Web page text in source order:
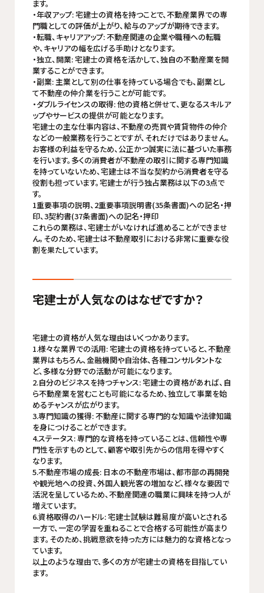
ます。
・年収アップ: 宅建士の資格を持つことで、不動産業界での専
門職としての評価が上がり、給与のアップが期待できます。
・転職、キャリアアップ: 不動産関連の企業や職種への転職
や、キャリアの幅を広げる手助けとなります。
・独立、開業: 宅建士の資格を活かして、独自の不動産業を開
業することができます。
・副業: 主業として別の仕事を持っている場合でも、副業とし
て不動産の仲介業を行うことが可能です。
・ダブルライセンスの取得: 他の資格と併せて、更なるスキルア
ップやサービスの提供が可能となります。
宅建士の主な仕事内容は、不動産の売買や賃貸物件の仲介
などの一般業務を行うことですが、それだけではありません。
お客様の利益を守るため、公正かつ誠実に法に基づいた事務
を行います。多くの消費者が不動産の取引に関する専門知識
を持っていないため、宅建士は不当な契約から消費者を守る
役割も担っています。宅建士が行う独占業務は以下の3点で
す。
1重要事項の説明、2重要事項説明書(35条書面)への記名・押
印、3契約書(37条書面)への記名・押印
これらの業務は、宅建士がいなければ進めることができませ
ん。そのため、宅建士は不動産取引における非常に重要な役
割を果たしています。
宅建士が人気なのはなぜですか？
宅建士の資格が人気な理由はいくつかあります。
1.様々な業界での活用: 宅建士の資格を持っていると、不動産
業界はもちろん、金融機関や自治体、各種コンサルタントな
ど、多様な分野での活動が可能になります。
2.自分のビジネスを持つチャンス: 宅建士の資格があれば、自
ら不動産業を営むことも可能になるため、独立して事業を始
めるチャンスが広がります。
3.専門知識の獲得: 不動産に関する専門的な知識や法律知識
を身につけることができます。
4.ステータス: 専門的な資格を持っていることは、信頼性や専
門性を示すものとして、顧客や取引先からの信用を得やすく
なります。
5.不動産市場の成長: 日本の不動産市場は、都市部の再開発
や観光地への投資、外国人観光客の増加など、様々な要因で
活況を呈しているため、不動産関連の職業に興味を持つ人が
増えています。
6.資格取得のハードル: 宅建士試験は難易度が高いとされる
一方で、一定の学習を重ねることで合格する可能性が高まり
ます。そのため、挑戦意欲を持った方には魅力的な資格となっ
ています。
以上のような理由で、多くの方が宅建士の資格を目指してい
ます。